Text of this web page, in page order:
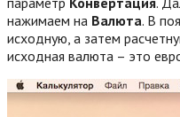
нажимаем на Валюта. В
исходную, а затем
исходная валюта – это